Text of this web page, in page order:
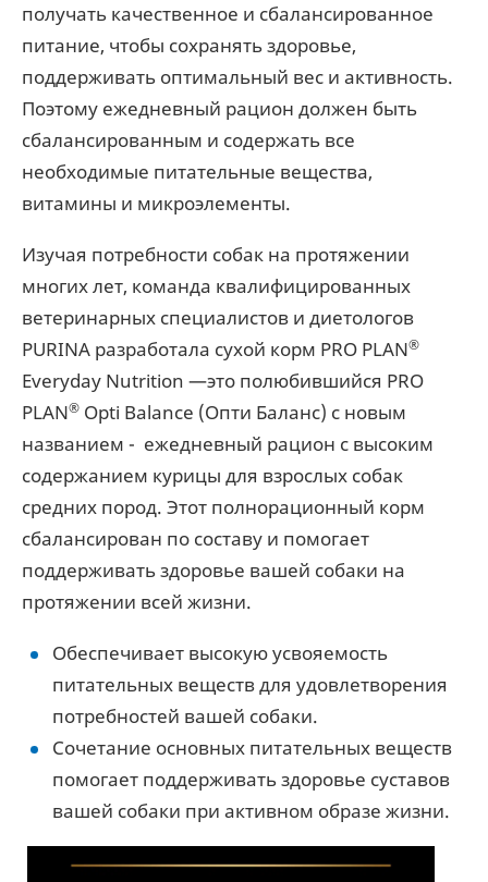
получать качественное и сбалансированное
питание, чтобы сохранять здоровье,
поддерживать оптимальный вес и активность.
Поэтому ежедневный рацион должен быть
сбалансированным и содержать все
необходимые питательные вещества,
витамины и микроэлементы.
Изучая потребности собак на протяжении
многих лет, команда квалифицированных
ветеринарных специалистов и диетологов
PURINA разработала сухой корм PRO PLAN®
Everyday Nutrition —это полюбившийся PRO
PLAN® Opti Balance (Опти Баланс) с новым
названием - ежедневный рацион с высоким
содержанием курицы для взрослых собак
средних пород. Этот полнорационный корм
сбалансирован по составу и помогает
поддерживать здоровье вашей собаки на
протяжении всей жизни.
Обеспечивает высокую усвояемость
питательных веществ для удовлетворения
потребностей вашей собаки.
Сочетание основных питательных веществ
помогает поддерживать здоровье суставов
вашей собаки при активном образе жизни.